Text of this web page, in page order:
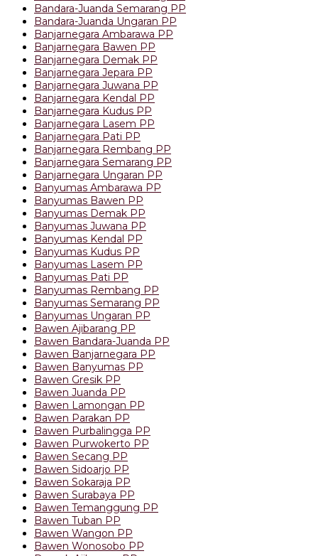
Bandara-Juanda Semarang PP
Bandara-Juanda Ungaran PP
Banjarnegara Ambarawa PP
Banjarnegara Bawen PP
Banjarnegara Demak PP
Banjarnegara Jepara PP
Banjarnegara Juwana PP
Banjarnegara Kendal PP
Banjarnegara Kudus PP
Banjarnegara Lasem PP
Banjarnegara Pati PP
Banjarnegara Rembang PP
Banjarnegara Semarang PP
Banjarnegara Ungaran PP
Banyumas Ambarawa PP
Banyumas Bawen PP
Banyumas Demak PP
Banyumas Juwana PP
Banyumas Kendal PP
Banyumas Kudus PP
Banyumas Lasem PP
Banyumas Pati PP
Banyumas Rembang PP
Banyumas Semarang PP
Banyumas Ungaran PP
Bawen Ajibarang PP
Bawen Bandara-Juanda PP
Bawen Banjarnegara PP
Bawen Banyumas PP
Bawen Gresik PP
Bawen Juanda PP
Bawen Lamongan PP
Bawen Parakan PP
Bawen Purbalingga PP
Bawen Purwokerto PP
Bawen Secang PP
Bawen Sidoarjo PP
Bawen Sokaraja PP
Bawen Surabaya PP
Bawen Temanggung PP
Bawen Tuban PP
Bawen Wangon PP
Bawen Wonosobo PP